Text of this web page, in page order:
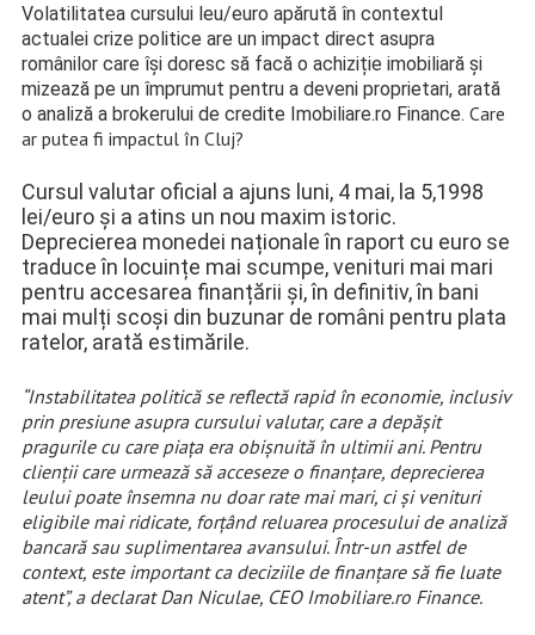
Volatilitatea cursului leu/euro apărută în contextul
actualei crize politice are un impact direct asupra
românilor care își doresc să facă o achiziție imobiliară și
mizează pe un împrumut pentru a deveni proprietari, arată
o analiză a brokerului de credite Imobiliare.ro Finance. Care
ar putea fi impactul în Cluj?
Cursul valutar oficial a ajuns luni, 4 mai, la 5,1998
lei/euro și a atins un nou maxim istoric.
Deprecierea monedei naționale în raport cu euro se
traduce în locuințe mai scumpe, venituri mai mari
pentru accesarea finanțării și, în definitiv, în bani
mai mulți scoși din buzunar de români pentru plata
ratelor, arată estimările.
“Instabilitatea politică se reflectă rapid în economie, inclusiv
prin presiune asupra cursului valutar, care a depășit
pragurile cu care piața era obișnuită în ultimii ani. Pentru
clienții care urmează să acceseze o finanțare, deprecierea
leului poate însemna nu doar rate mai mari, ci și venituri
eligibile mai ridicate, forțând reluarea procesului de analiză
bancară sau suplimentarea avansului. Într-un astfel de
context, este important ca deciziile de finanțare să fie luate
atent”, a declarat Dan Niculae, CEO Imobiliare.ro Finance.